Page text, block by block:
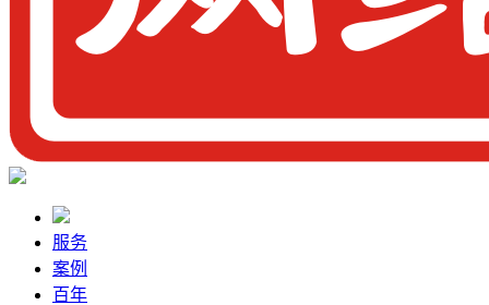
服务
案例
百年